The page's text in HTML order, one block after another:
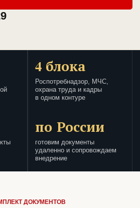
4 блока
Роспотребнадзор, МЧС,
охрана труда и кадры
в одном контуре
по России
готовим документы
удаленно и сопровождаем
внедрение
ДОКУМЕНТОВ